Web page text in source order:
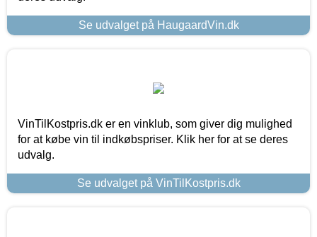
Se udvalget på HaugaardVin.dk
VinTilKostpris.dk er en vinklub, som giver dig mulighed
for at købe vin til indkøbspriser. Klik her for at se deres
udvalg.
Se udvalget på VinTilKostpris.dk